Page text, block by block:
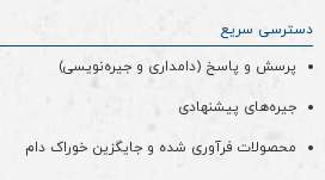
دسترسی سریع
پرسش و پاسخ (دامداری و جیره‌نویسی)
جیره‌های پیشنهادی
محصولات فرآوری شده و جایگزین خوراک دام